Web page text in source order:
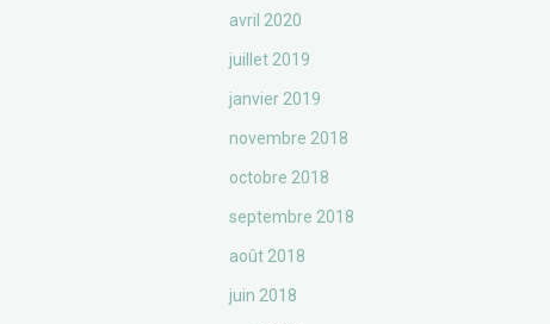
avril 2020
juillet 2019
janvier 2019
novembre 2018
octobre 2018
septembre 2018
août 2018
juin 2018